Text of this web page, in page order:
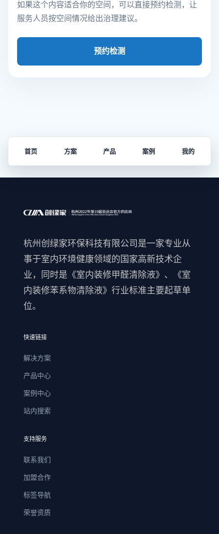
如果这个内容适合你的空间，可以直接预约检测，让
服务人员按空间情况给出治理建议。
预约检测
首页 方案 产品 案例 我的
杭州创绿家环保科技有限公司是一家专业从
事于室内环境健康领域的国家高新技术企
业，同时是《室内装修甲醛清除液》、《室
内装修苯系物清除液》行业标准主要起草单
位。
快速链接
解决方案
产品中心
案例中心
站内搜索
支持服务
联系我们
加盟合作
标签导航
荣誉资质